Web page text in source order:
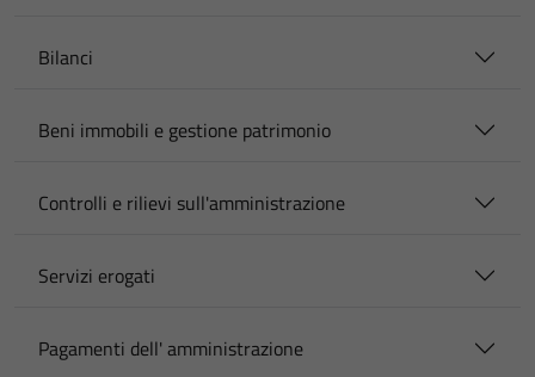
Bilanci
Beni immobili e gestione patrimonio
Controlli e rilievi sull'amministrazione
Servizi erogati
Pagamenti dell' amministrazione